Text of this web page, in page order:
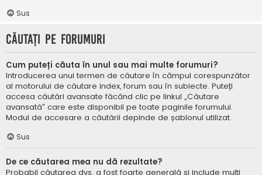
Sus
Căutați pe forumuri
Cum puteți căuta în unul sau mai multe forumuri?
Introducerea unui termen de căutare în câmpul corespunzător
al motorului de căutare index, forum sau în subiecte. Puteți
accesa căutări avansate făcând clic pe linkul „Căutare
avansată” care este disponibil pe toate paginile forumului.
Modul de accesare a căutării depinde de șablonul utilizat.
Sus
De ce căutarea mea nu dă rezultate?
Probabil căutarea dvs. a fost foarte generală și include mulți